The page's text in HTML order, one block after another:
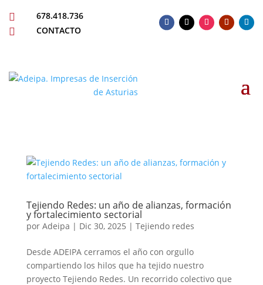
 678.418.736
 CONTACTO
Tejiendo Redes: un año de alianzas, formación
y fortalecimiento sectorial
por Adeipa | Dic 30, 2025 | Tejiendo redes
Desde ADEIPA cerramos el año con orgullo
compartiendo los hilos que ha tejido nuestro
proyecto Tejiendo Redes. Un recorrido colectivo que